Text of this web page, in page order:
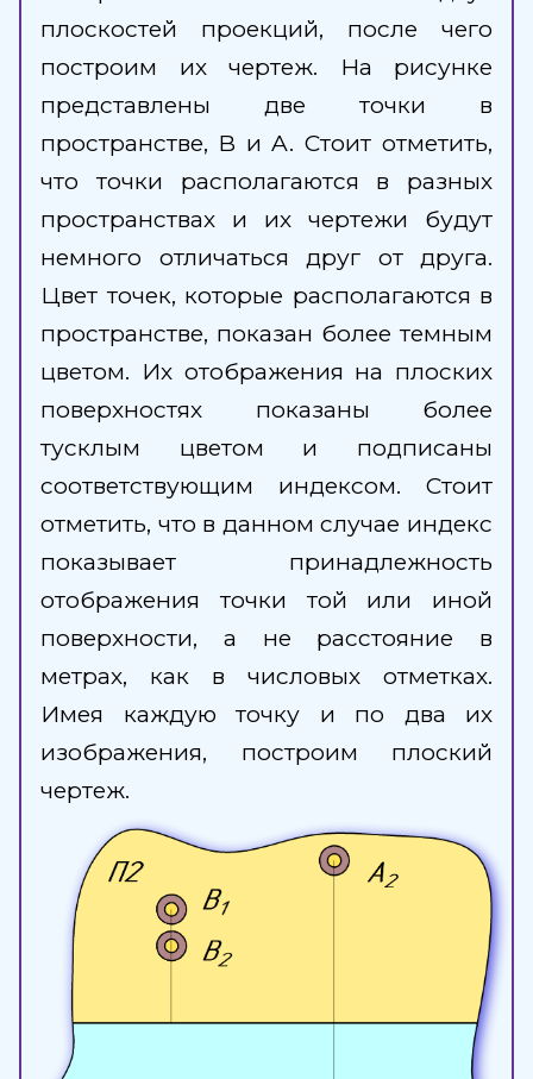
плоскостей проекций, после чего
построим их чертеж. На рисунке
представлены две точки в
пространстве, B и A. Стоит отметить,
что точки располагаются в разных
пространствах и их чертежи будут
немного отличаться друг от друга.
Цвет точек, которые располагаются в
пространстве, показан более темным
цветом. Их отображения на плоских
поверхностях показаны более
тусклым цветом и подписаны
соответствующим индексом. Стоит
отметить, что в данном случае индекс
показывает принадлежность
отображения точки той или иной
поверхности, а не расстояние в
метрах, как в числовых отметках.
Имея каждую точку и по два их
изображения, построим плоский
чертеж.